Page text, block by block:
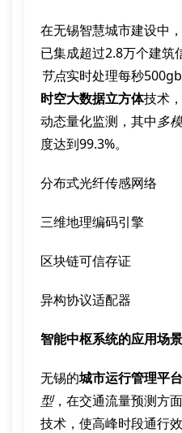
在无锡智慧城市建设中，
已集成超过2.8万个建筑
节点实时处理每秒
时空大数据立方体技术
动态量化监测，其中多
度达到99.3%。
分布式光纤传感网络
三维地理编码引擎
区块链可信存证
异构协议适配器
智能中枢系统的应用场景
无锡的城市运行管理平台
型，在交通流量预测方
技术，使高峰时段通行